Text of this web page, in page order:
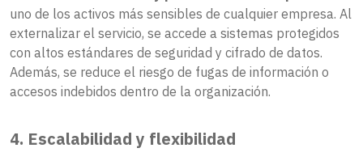
uno de los activos más sensibles de cualquier empresa. Al
externalizar el servicio, se accede a sistemas protegidos
con altos estándares de seguridad y cifrado de datos.
Además, se reduce el riesgo de fugas de información o
accesos indebidos dentro de la organización.
4. Escalabilidad y flexibilidad